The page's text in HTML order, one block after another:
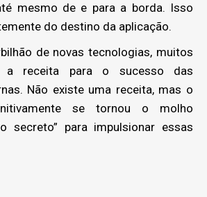
mesmo de e para a borda. Isso
do destino da aplicação.
de novas tecnologias, muitos
a receita para o sucesso das
Não existe uma receita, mas o
se tornou o molho
secreto” para impulsionar essas